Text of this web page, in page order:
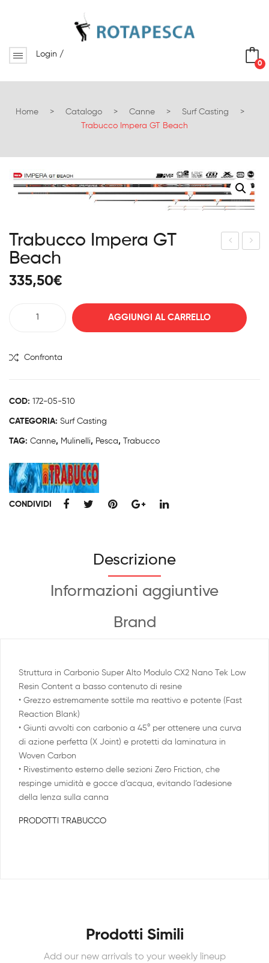
0
Login /
Home > Catalogo > Canne > Surf Casting
>
Trabucco Impera GT Beach
Sus
a
tur
Trabucco Impera GT
Beach
335,50€
AGGIUNGI AL CARRELLO
Confronta
COD: 172-05-510
CATEGORIA: Surf Casting
TAG: Canne, Mulinelli, Pesca, Trabucco
CONDIVIDI
Descrizione
Informazioni aggiuntive
Brand
Struttura in Carbonio Super Alto Modulo CX2 Nano Tek Low
Resin Content a basso contenuto di resine
• Grezzo estremamente sottile ma reattivo e potente (Fast
Reaction Blank)
• Giunti avvolti con carbonio a 45° per ottenere una curva
di azione perfetta (X Joint) e protetti da laminatura in
Woven Carbon
• Rivestimento esterno delle sezioni Zero Friction, che
respinge umidità e gocce d’acqua, evitando l’adesione
della lenza sulla canna
PRODOTTI TRABUCCO
Prodotti Simili
Add our new arrivals to your weekly lineup